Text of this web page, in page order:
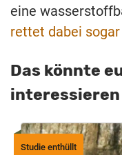
eine
rettet dabei
Das könnte
interessieren
Studie enthüllt